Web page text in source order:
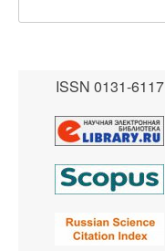
ISSN 0131-6117